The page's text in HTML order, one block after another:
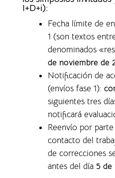
I+D+i):
Fecha límite de
1 (son textos
denominados
de noviembre de
Notificación de
(envíos fase 1):
siguientes tres
notificará
Reenvío por
contacto del
de correcciones
antes del día 5 de